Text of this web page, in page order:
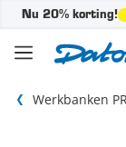
Nu 20% korting!
Werkbanken